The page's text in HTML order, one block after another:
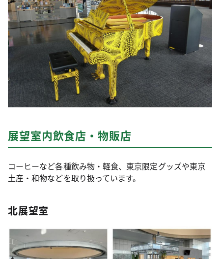
展望室内飲食店・物販店
コーヒーなど各種飲み物・軽食、東京限定グッズや東京
土産・和物などを取り扱っています。
北展望室